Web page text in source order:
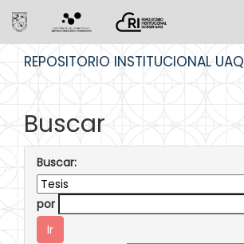
REPOSITORIO INSTITUCIONAL UAQ
Buscar
Buscar:
por